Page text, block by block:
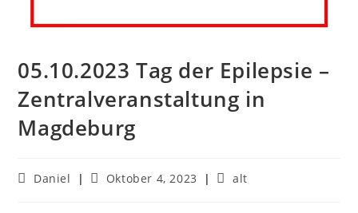
05.10.2023 Tag der Epilepsie –
Zentralveranstaltung in
Magdeburg
Beitrags-
Daniel
Beitrag
Oktober 4, 2023
Beitrags-
alt